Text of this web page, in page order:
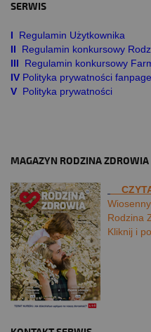
SERWIS
I Regulamin Użytkownika
II
Regulamin konkursowy
III
Regulamin konkursowy
IV Polityka prywatności
V Polityka prywatności
MAGAZYN RODZINA ZDROWIA
Rodzina
Kliknij i